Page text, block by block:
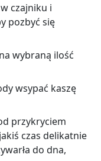
czajniku i
pozbyć się
wybraną ilość
wsypać kaszę
przykryciem
czas delikatnie
do dna,